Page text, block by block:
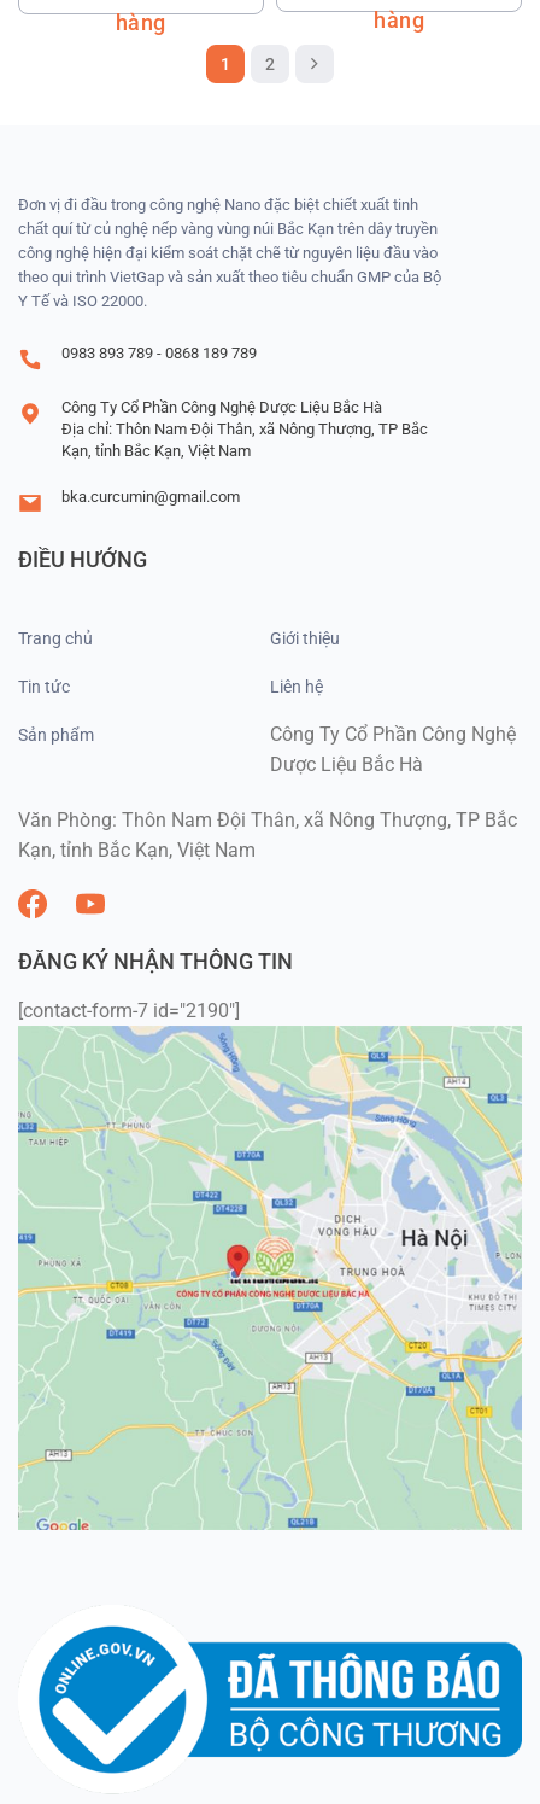
hàng hàng
1 2
Đơn vị đi đầu trong công nghệ Nano đặc biệt chiết xuất tinh
chất quí từ củ nghệ nếp vàng vùng núi Bắc Kạn trên dây truyền
công nghệ hiện đại kiểm soát chặt chẽ từ nguyên liệu đầu vào
theo qui trình VietGap và sản xuất theo tiêu chuẩn GMP của Bộ
Y Tế và ISO 22000.
0983 893 789 - 0868 189 789
Công Ty Cổ Phần Công Nghệ Dược Liệu Bắc Hà
Địa chỉ: Thôn Nam Đội Thân, xã Nông Thượng, TP Bắc
Kạn, tỉnh Bắc Kạn, Việt Nam
bka.curcumin@gmail.com
ĐIỀU HƯỚNG
Trang chủ Giới thiệu
Tin tức Liên hệ
Sản phẩm
Công Ty Cổ Phần Công Nghệ
Dược Liệu Bắc Hà
Văn Phòng: Thôn Nam Đội Thân, xã Nông Thượng, TP Bắc
Kạn, tỉnh Bắc Kạn, Việt Nam
ĐĂNG KÝ NHẬN THÔNG TIN
[contact-form-7 id="2190"]